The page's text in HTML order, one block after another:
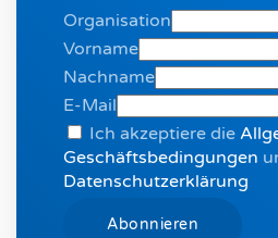
Organisation
Vorname
Nachname
E-Mail
Ich akzeptiere die
Geschäftsbedingungen
Datenschutzerklärung